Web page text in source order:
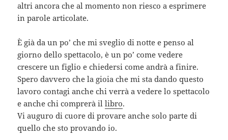
altri ancora che al momento non riesco a esprimere
in parole articolate.
È già da un po’ che mi sveglio di notte e penso al
giorno dello spettacolo, è un po’ come vedere
crescere un figlio e chiedersi come andrà a finire.
Spero davvero che la gioia che mi sta dando questo
lavoro contagi anche chi verrà a vedere lo spettacolo
e anche chi comprerà illibro.
Vi auguro di cuore di provare anche solo parte di
quello che sto provando io.